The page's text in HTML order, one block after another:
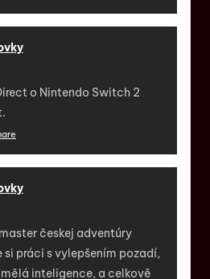
o Nintendo Switch 2
českej adventúry
si práci s vylepšením pozadí,
inteligence, a celkově